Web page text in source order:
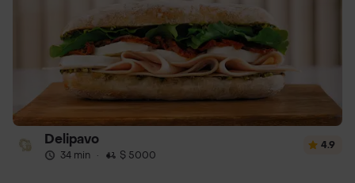
Delipavo
34 min · $ 5000
4.9